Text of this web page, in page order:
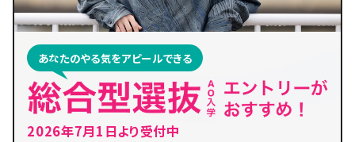
あなたのやる気をアピールできる
2026年7月1日より受付中